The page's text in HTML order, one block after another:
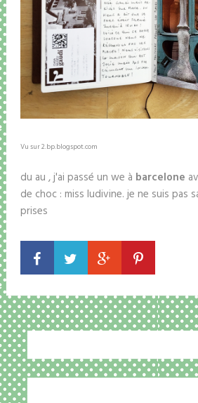
Vu sur 2.bp.blogspot.com
du au , j'ai passé un we à barcelone
de choc : miss ludivine. je ne suis
prises